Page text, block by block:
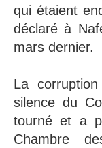
qui étaient
déclaré à
mars dernier.
La
silence du
tourné et a
Chambre